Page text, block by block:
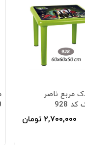
مربع ناصر
928
۲,۷۰۰,۰۰۰ تومان